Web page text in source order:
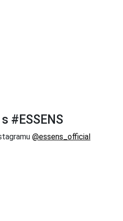
#ESSENS
@essens_official